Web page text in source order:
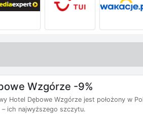
Wzgórze -9%
Hotel Dębowe Wzgórze jest położony w
– ich najwyższego szczytu.